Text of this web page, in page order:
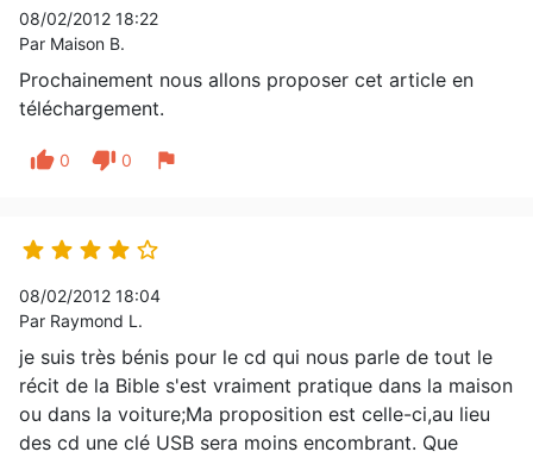
08/02/2012 18:22
Par Maison B.
Prochainement nous allons proposer cet article en
téléchargement.
thumb_up 0 thumb_down 0 flag
    
08/02/2012 18:04
Par Raymond L.
je suis très bénis pour le cd qui nous parle de tout le
récit de la Bible s'est vraiment pratique dans la maison
ou dans la voiture;Ma proposition est celle-ci,au lieu
des cd une clé USB sera moins encombrant. Que